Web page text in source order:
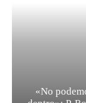
«No